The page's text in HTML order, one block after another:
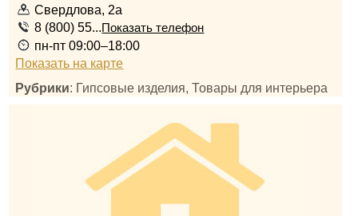
Свердлова, 2а
8 (800) 55...Показать телефон
пн-пт 09:00–18:00
Показать на карте
Рубрики: Гипсовые изделия, Товары для интерьера